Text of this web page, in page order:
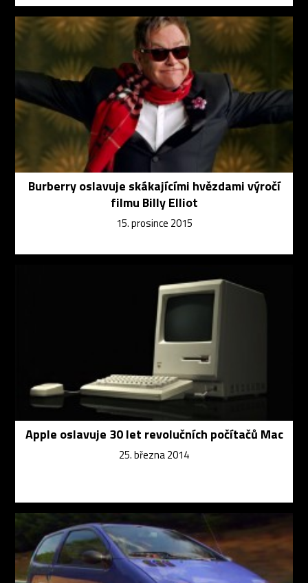
Burberry oslavuje skákajícími hvězdami výročí
filmu Billy Elliot
15. prosince 2015
Apple oslavuje 30 let revolučních počítačů Mac
25. března 2014